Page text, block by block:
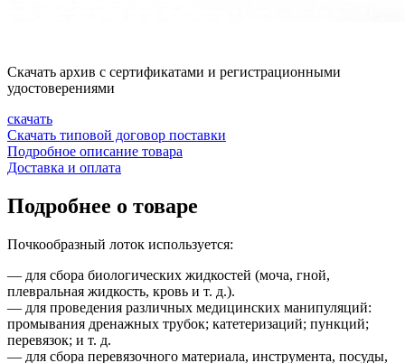
Скачать архив с сертификатами и регистрационными
удостоверениями
скачать
Скачать типовой договор поставки
Подробное описание товара
Доставка и оплата
Подробнее о товаре
Почкообразный лоток используется:
— для сбора биологических жидкостей (моча, гной,
плевральная жидкость, кровь и т. д.).
— для проведения различных медицинских манипуляций:
промывания дренажных трубок; катетеризаций; пункций;
перевязок; и т. д.
— для сбора перевязочного материала, инструмента, посуды,